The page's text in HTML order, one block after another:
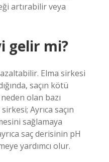
artırabilir veya
gelir mi?
Elma sirkesi
saçın kötü
olan bazı
Ayrıca saçın
sağlamaya
saç derisinin pH
yardımcı olur.